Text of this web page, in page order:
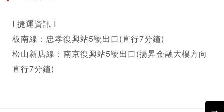
I 捷運資訊 I
板南線：忠孝復興站5號出口(直行7分鐘)
松山新店線：南京復興站5號出口(揚昇金融大樓方向
直行7分鐘)